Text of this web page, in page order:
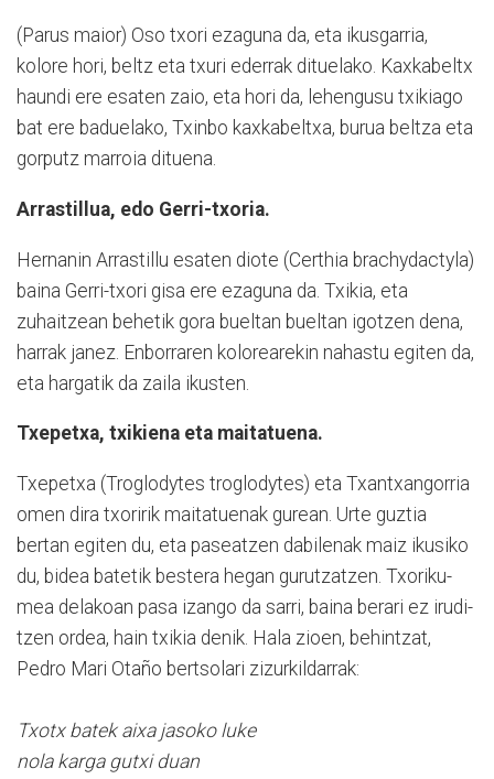
(Parus maior) Oso txori ezaguna da, eta ikusgarria,
kolore hori, beltz eta txuri ederrak dituelako. Kaxkabeltx
haundi ere esaten zaio, eta hori da, lehengusu txikiago
bat ere baduelako, Txinbo kaxkabeltxa, burua beltza eta
gorputz marroia dituena.
Arrastillua, edo Gerri-txoria.
Hernanin Arrastillu esaten diote (Certhia brachydactyla)
baina Gerri-txori gisa ere ezaguna da. Txikia, eta
zuhaitzean behetik gora bueltan bueltan igotzen dena,
harrak janez. Enborraren kolorearekin nahastu egiten da,
eta hargatik da zaila ikusten.
Txepetxa, txikiena eta maitatuena.
Txepetxa (Tro­glo­dytes troglodytes) eta Txan­txangorria
omen dira txoririk maitatuenak gurean. Urte guztia
bertan egiten du, eta paseatzen dabilenak maiz ikusiko
du, bidea batetik bestera hegan guru­tzatzen. Txori­ku­
mea delakoan pasa izango da sarri, baina berari ez irudi­
tzen ordea, hain txikia denik. Hala zioen, behintzat,
Pedro Mari Otaño bertsolari zizurkildarrak:
Txotx batek aixa jasoko luke
nola karga gutxi duan